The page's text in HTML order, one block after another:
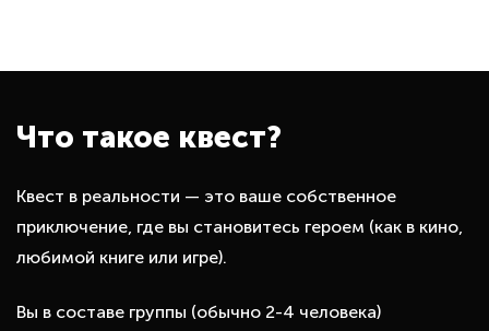
Что такое квест?
Квест в реальности — это ваше собственное
приключение, где вы становитесь героем (как в кино,
любимой книге или игре).
Вы в составе группы (обычно 2-4 человека)